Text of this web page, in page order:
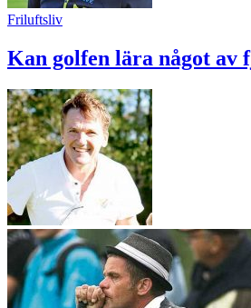
Friluftsliv
Kan golfen lära något av